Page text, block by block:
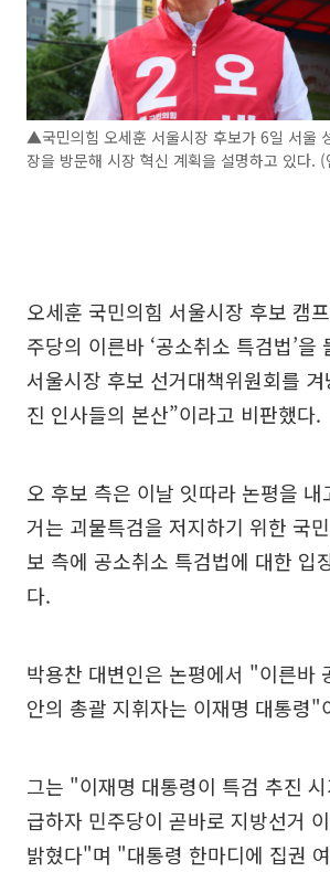
▲국민의힘 오세훈 서울시장 후보가 6일 서울
장을 방문해 시장 혁신 계획을 설명하고 있다. (
오세훈 국민의힘 서울시장 후보 캠
주당의 이른바 ‘공소취소 특검법’을
서울시장 후보 선거대책위원회를
진 인사들의 본산”이라고 비판했다.
오 후보 측은 이날 잇따라 논평을 내
거는 괴물특검을 저지하기 위한 국
보 측에 공소취소 특검법에 대한 입
다.
박용찬 대변인은 논평에서 "이른바
안의 총괄 지휘자는 이재명 대통령"
그는 "이재명 대통령이 특검 추진
급하자 민주당이 곧바로 지방선거
밝혔다"며 "대통령 한마디에 집권